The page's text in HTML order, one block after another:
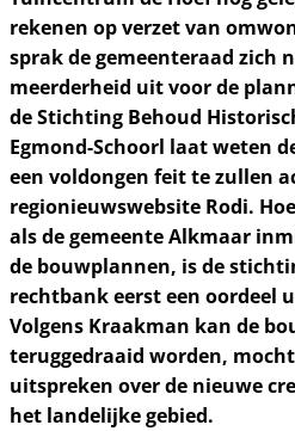
rekenen op verzet van
sprak de gemeenteraad zich
meerderheid uit voor de
de Stichting Behoud
Egmond-Schoorl laat weten
een voldongen feit te zullen
regionieuwswebsite Rodi.
als de gemeente Alkmaar
de bouwplannen, is de
rechtbank eerst een oordeel
Volgens Kraakman kan de
teruggedraaid worden,
uitspreken over de nieuwe
het landelijke gebied.